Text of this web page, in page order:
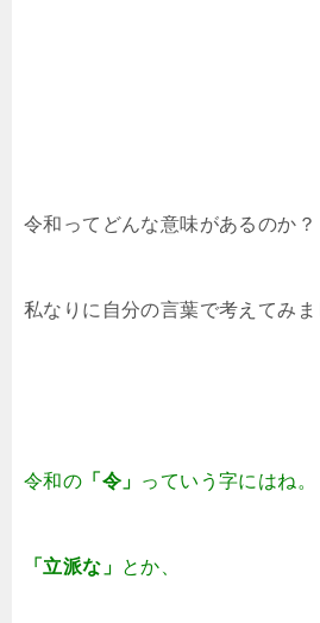
令和ってどんな意味があるのか？
私なりに自分の言葉で考えてみま
令和の 「令」 っていう字にはね。
「立派な」 とか、